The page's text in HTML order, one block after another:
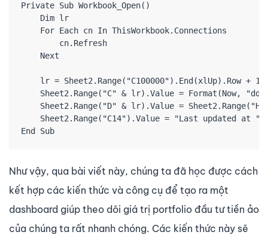
Private Sub Workbook_Open()
    Dim lr
    For Each cn In ThisWorkbook.Connections
        cn.Refresh
    Next
    lr = Sheet2.Range("C100000").End(xlUp).Row + 1
Sheet2.Range("C" & lr).Value = Format(Now,
Sheet2.Range("D" & lr).Value =
Sheet2.Range("C14").Value = "Last updated at "
End Sub
Như vậy, qua bài viết này, chúng ta đã học được cách
kết hợp các kiến thức và công cụ để tạo ra một
dashboard giúp theo dõi giá trị portfolio đầu tư tiền ảo
của chúng ta rất nhanh chóng. Các kiến thức này sẽ